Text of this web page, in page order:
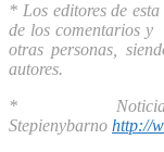
* Los editores de
de los comentarios y
otras personas,
autores.
*
Stepienybarno http://